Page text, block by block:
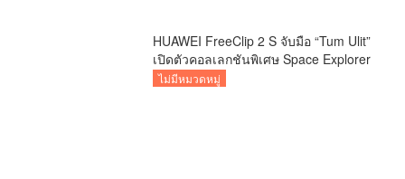
HUAWEI FreeClip 2 S จับมือ “Tum Ulit”
เปิดตัวคอลเลกชันพิเศษ Space Explorer
ถ่ายทอดศิลปะบนเคสหูฟัง
ไม่มีหมวดหมู่